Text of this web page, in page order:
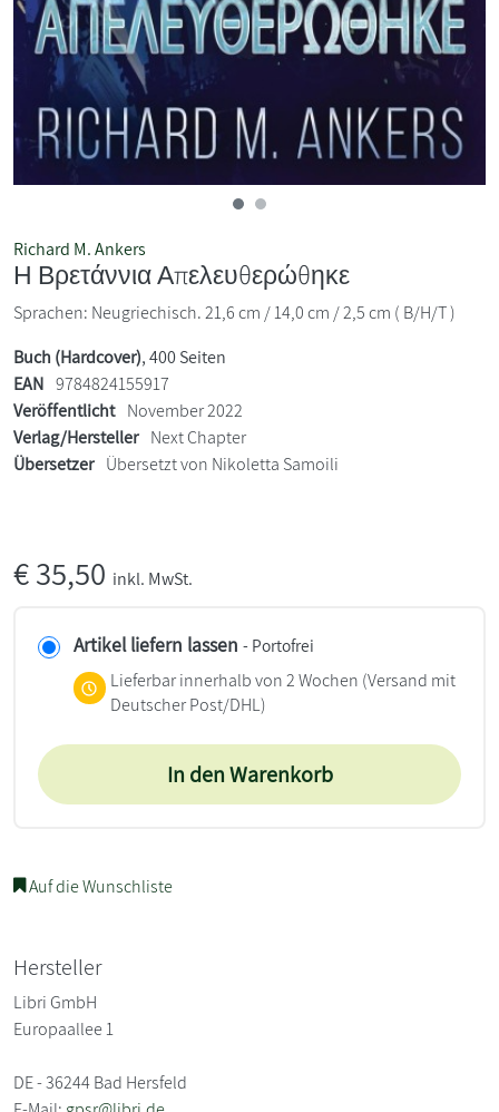
Richard M. Ankers
Η Βρετάννια Απελευθερώθηκε
Sprachen: Neugriechisch. 21,6 cm / 14,0 cm / 2,5 cm ( B/H/T )
Buch (Hardcover), 400 Seiten
EAN 9784824155917
Veröffentlicht November 2022
Verlag/Hersteller Next Chapter
Übersetzer Übersetzt von Nikoletta Samoili
€35,50 inkl. MwSt.
Artikel liefern lassen - Portofrei
Lieferbar innerhalb von 2 Wochen (Versand mit
Deutscher Post/DHL)
In den Warenkorb
Auf die Wunschliste
Hersteller
Libri GmbH
Europaallee 1
DE - 36244 Bad Hersfeld